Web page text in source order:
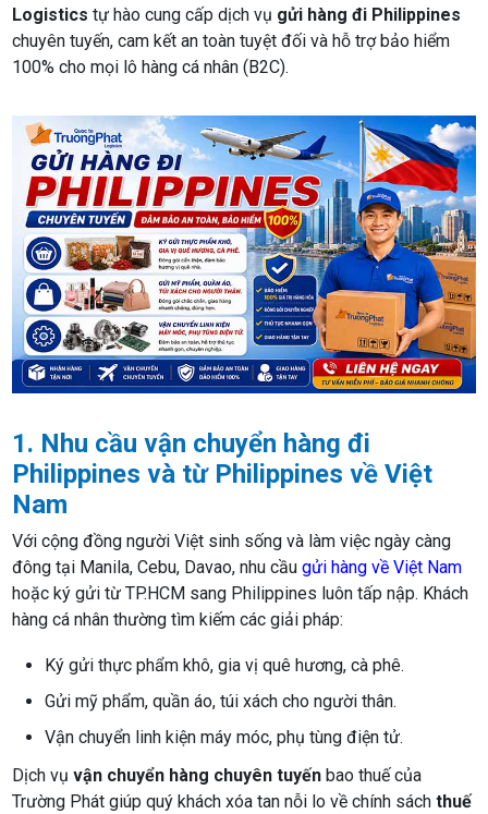
Logistics tự hào cung cấp dịch vụ gửi hàng đi Philippines
chuyên tuyến, cam kết an toàn tuyệt đối và hỗ trợ bảo hiểm
100% cho mọi lô hàng cá nhân (B2C).
1. Nhu cầu vận chuyển hàng đi
Philippines và từ Philippines về Việt
Nam
Với cộng đồng người Việt sinh sống và làm việc ngày càng
đông tại Manila, Cebu, Davao, nhu cầugửi hàng về Việt Nam
hoặc ký gửi từ TP.HCM sang Philippines luôn tấp nập. Khách
hàng cá nhân thường tìm kiếm các giải pháp:
Ký gửi thực phẩm khô, gia vị quê hương, cà phê.
Gửi mỹ phẩm, quần áo, túi xách cho người thân.
Vận chuyển linh kiện máy móc, phụ tùng điện tử.
Dịch vụvận chuyển hàng chuyên tuyến bao thuế của
Trường Phát giúp quý khách xóa tan nỗi lo về chính sáchthuế